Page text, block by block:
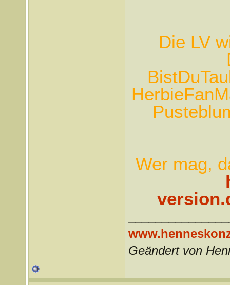
Die LV
Wer mag,
Geändert von